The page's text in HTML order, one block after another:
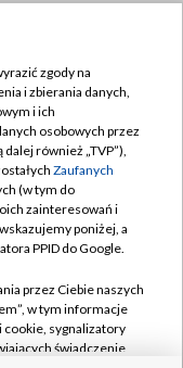
zgody na
i zbierania danych,
i ich
osobowych przez
również „TVP”),
Zaufanych
(w tym do
zainteresowań i
poniżej, a
PPID do Google.
przez Ciebie naszych
w tym informacje
cookie, sygnalizatory
świadczenie